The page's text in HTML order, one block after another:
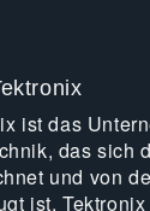
ist das
das sich
und von
ist.